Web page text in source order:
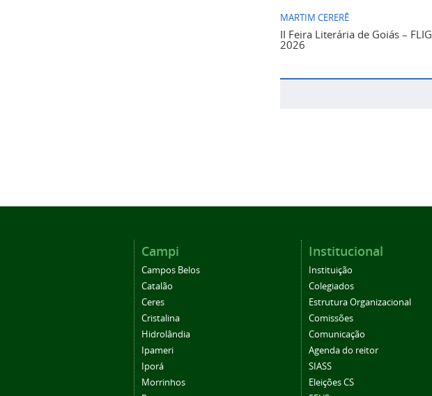
MARTIM CERERÊ
II Feira Literária de Goiás – FLIG
2026
Campi
Campos Belos
Catalão
Ceres
Cristalina
Hidrolândia
Ipameri
Iporá
Morrinhos
Institucional
Instituição
Colegiados
Estrutura Organizacional
Comissões
Comunicação
Agenda do reitor
SIASS
Eleições CS